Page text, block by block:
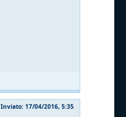
Inviato: 17/04/2016, 5:35